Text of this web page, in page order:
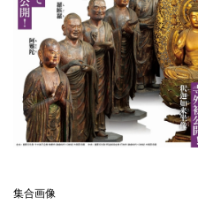
集合画像